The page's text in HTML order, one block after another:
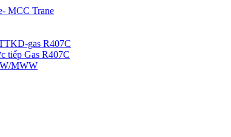
MCC Trane
gas R407C
tiếp Gas R407C
MWW